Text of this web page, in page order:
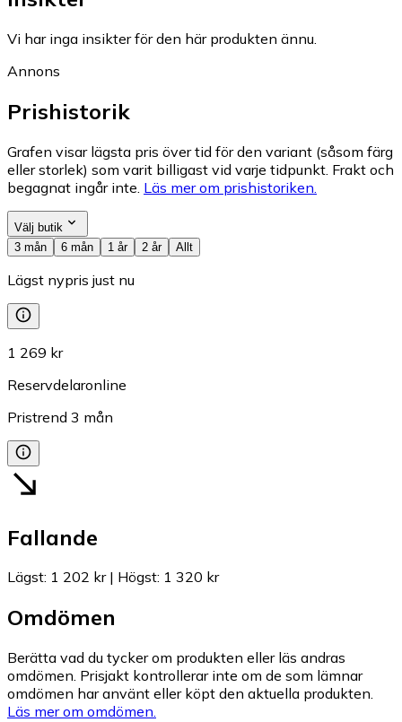
Vi har inga insikter för den här produkten ännu.
Annons
Prishistorik
Grafen visar lägsta pris över tid för den variant (såsom färg
eller storlek) som varit billigast vid varje tidpunkt. Frakt och
begagnat ingår inte. Läs mer om prishistoriken.
Välj butik
3 mån
6 mån 1 år 2 år Allt
Lägst nypris just nu
1 269 kr
Reservdelaronline
Pristrend 3 mån
Fallande
Lägst: 1 202 kr| Högst: 1 320 kr
Omdömen
Berätta vad du tycker om produkten eller läs andras
omdömen. Prisjakt kontrollerar inte om de som lämnar
omdömen har använt eller köpt den aktuella produkten.
Läs mer om omdömen.